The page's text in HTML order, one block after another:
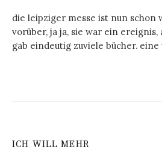
die leipziger messe ist nun schon
vorüber, ja ja, sie war ein ereignis,
gab eindeutig zuviele bücher. eine
ICH WILL MEHR